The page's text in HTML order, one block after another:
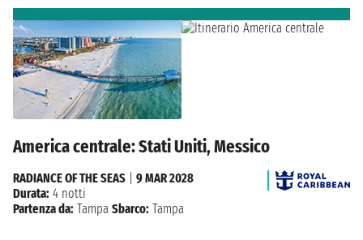
America centrale: Stati Uniti, Messico
RADIANCE OF THE SEAS
9 MAR 2028
Durata: 4 notti
Partenza da: Tampa Sbarco: Tampa